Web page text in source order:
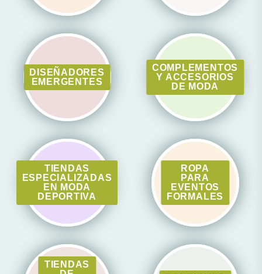
DISEÑADORES
EMERGENTES
COMPLEMENTOS
Y ACCESORIOS
DE MODA
TIENDAS
ESPECIALIZADAS
EN MODA
DEPORTIVA
ROPA
PARA
EVENTOS
FORMALES
TIENDAS